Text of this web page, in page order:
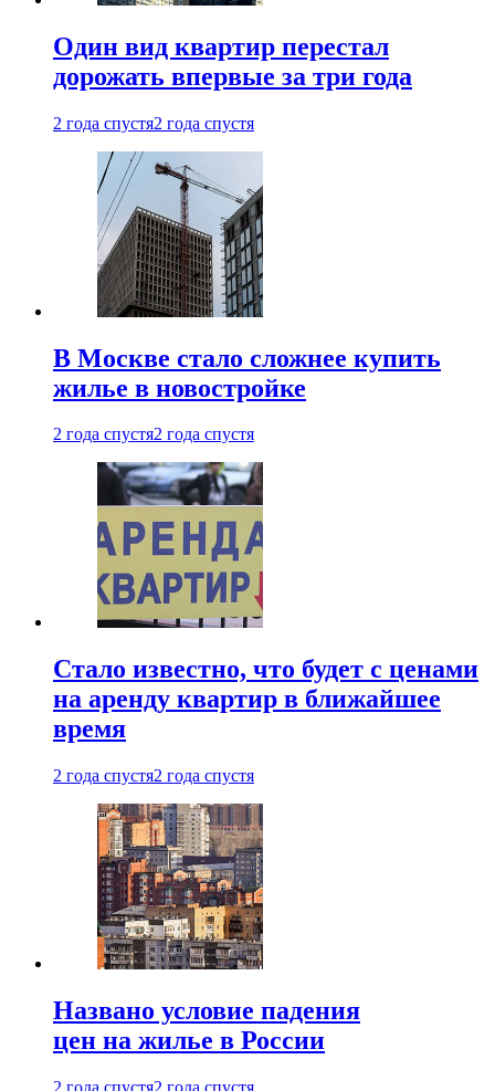
Один вид квартир перестал
дорожать впервые за три года
2 года спустя2 года спустя
В Москве стало сложнее купить
жилье в новостройке
2 года спустя2 года спустя
Стало известно, что будет с ценами
на аренду квартир в ближайшее
время
2 года спустя2 года спустя
Названо условие падения
цен на жилье в России
2 года спустя2 года спустя